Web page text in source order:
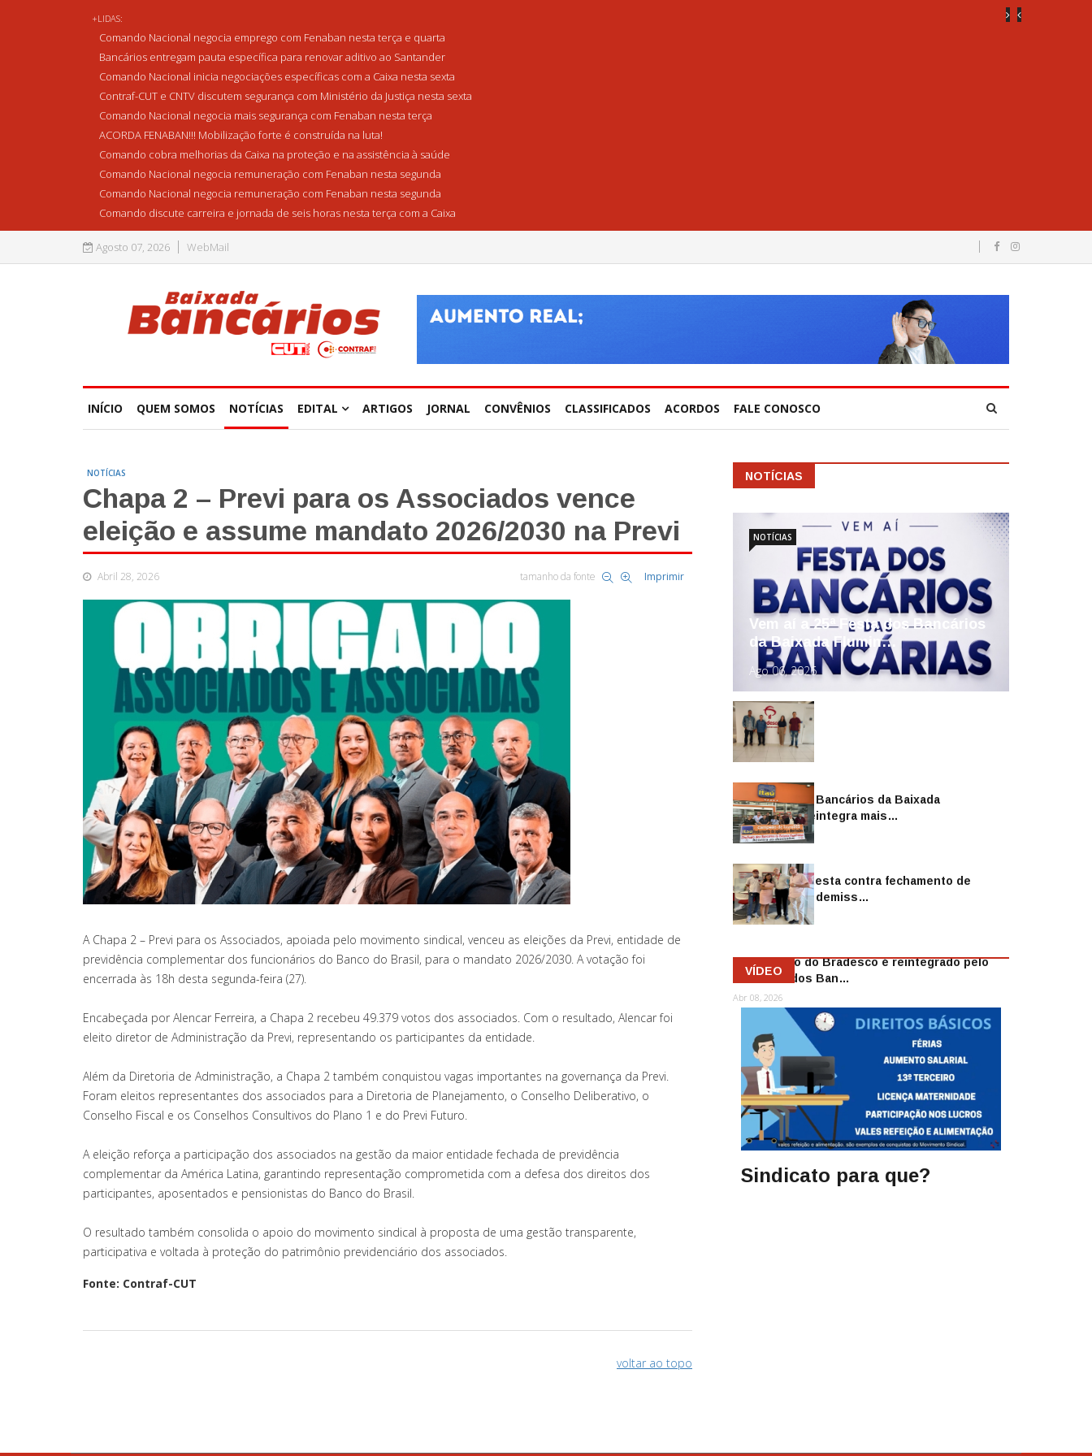
+LIDAS:
Comando Nacional negocia emprego com Fenaban nesta terça e quarta
Bancários entregam pauta específica para renovar aditivo ao Santander
Comando Nacional inicia negociações específicas com a Caixa nesta sexta
Contraf-CUT e CNTV discutem segurança com Ministério da Justiça nesta sexta
Comando Nacional negocia mais segurança com Fenaban nesta terça
ACORDA FENABAN!!! Mobilização forte é construída na luta!
Comando cobra melhorias da Caixa na proteção e na assistência à saúde
Comando Nacional negocia remuneração com Fenaban nesta segunda
Comando Nacional negocia remuneração com Fenaban nesta segunda
Comando discute carreira e jornada de seis horas nesta terça com a Caixa
Agosto 07, 2026 WebMail
INÍCIO QUEM SOMOS NOTÍCIAS EDITAL ARTIGOS JORNAL CONVÊNIOS CLASSIFICADOS ACORDOS FALE CONOSCO
NOTÍCIAS
Chapa 2 – Previ para os Associados vence
eleição e assume mandato 2026/2030 na Previ
Abril 28, 2026 tamanho da fonte Imprimir
A Chapa 2 – Previ para os Associados, apoiada pelo movimento sindical, venceu as eleições da Previ, entidade de
previdência complementar dos funcionários do Banco do Brasil, para o mandato 2026/2030. A votação foi
encerrada às 18h desta segunda-feira (27).
Encabeçada por Alencar Ferreira, a Chapa 2 recebeu 49.379 votos dos associados. Com o resultado, Alencar foi
eleito diretor de Administração da Previ, representando os participantes da entidade.
Além da Diretoria de Administração, a Chapa 2 também conquistou vagas importantes na governança da Previ.
Foram eleitos representantes dos associados para a Diretoria de Planejamento, o Conselho Deliberativo, o
Conselho Fiscal e os Conselhos Consultivos do Plano 1 e do Previ Futuro.
A eleição reforça a participação dos associados na gestão da maior entidade fechada de previdência
complementar da América Latina, garantindo representação comprometida com a defesa dos direitos dos
participantes, aposentados e pensionistas do Banco do Brasil.
O resultado também consolida o apoio do movimento sindical à proposta de uma gestão transparente,
participativa e voltada à proteção do patrimônio previdenciário dos associados.
Fonte: Contraf-CUT
voltar ao topo
NOTÍCIAS
Vem aí a 25ª Festa dos Bancários
da Baixada Flumin…
Ago 06, 2026
NOTÍCIAS
Sindicato dos Bancários da Baixada
Fluminense reintegra mais…
Jul 14, 2026
Sindicato protesta contra fechamento de
agências e as demiss…
Mai 13, 2026
Funcionário do Bradesco é reintegrado pelo
Sindicato dos Ban…
Abr 08, 2026
VÍDEO
Sindicato para que?